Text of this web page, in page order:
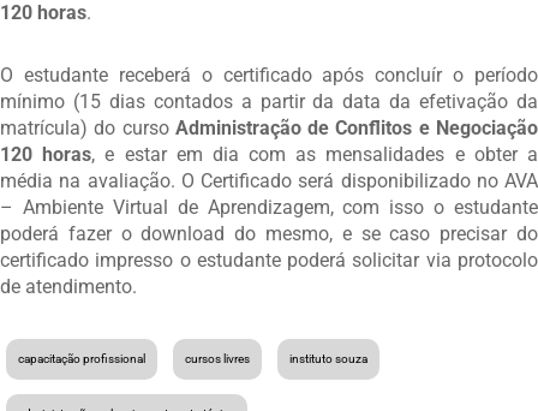
120 horas.
O estudante receberá o certificado após concluír o período
mínimo (15 dias contados a partir da data da efetivação da
matrícula) do curso Administração de Conflitos e Negociação
120 horas, e estar em dia com as mensalidades e obter a
média na avaliação. O Certificado será disponibilizado no AVA
– Ambiente Virtual de Aprendizagem, com isso o estudante
poderá fazer o download do mesmo, e se caso precisar do
certificado impresso o estudante poderá solicitar via protocolo
de atendimento.
capacitação profissional cursos livres instituto souza